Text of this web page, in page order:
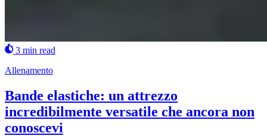
3 min read
Allenamento
Bande elastiche: un attrezzo
incredibilmente versatile che ancora non
conoscevi